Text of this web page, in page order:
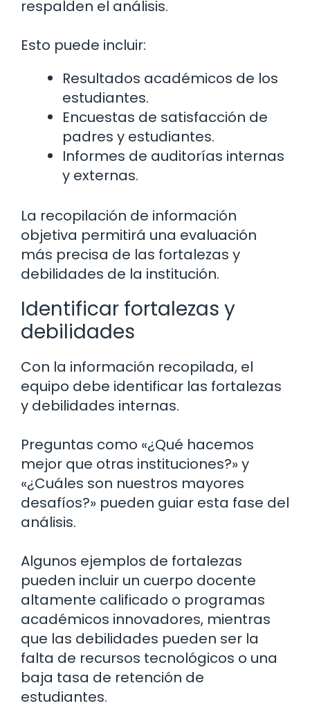
respalden el análisis.
Esto puede incluir:
Resultados académicos de los
estudiantes.
Encuestas de satisfacción de
padres y estudiantes.
Informes de auditorías internas
y externas.
La recopilación de información
objetiva permitirá una evaluación
más precisa de las fortalezas y
debilidades de la institución.
Identificar fortalezas y
debilidades
Con la información recopilada, el
equipo debe identificar las fortalezas
y debilidades internas.
Preguntas como «¿Qué hacemos
mejor que otras instituciones?» y
«¿Cuáles son nuestros mayores
desafíos?» pueden guiar esta fase del
análisis.
Algunos ejemplos de fortalezas
pueden incluir un cuerpo docente
altamente calificado o programas
académicos innovadores, mientras
que las debilidades pueden ser la
falta de recursos tecnológicos o una
baja tasa de retención de
estudiantes.